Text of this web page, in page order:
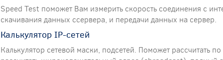
Speed Test поможет Вам измерить скорость соединения с
скачивания данных ссервера, и передачи данных на сервер.
Калькулятор IP-сетей
Калькулятор сетевой маски, подсетей. Поможет рассчитать